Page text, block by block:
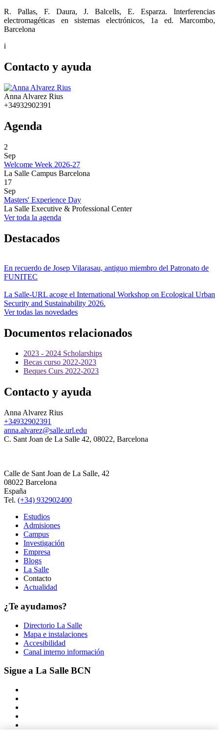
R. Pallas, F. Daura, J. Balcells, E. Esparza. Interferencias
electromagéticas en sistemas electrónicos, 1a ed. Marcombo,
Barcelona
i
Contacto y ayuda
Anna Alvarez Rius
+34932902391
Agenda
2
Sep
Welcome Week 2026-27
La Salle Campus Barcelona
17
Sep
Masters' Experience Day
La Salle Executive & Professional Center
Ver toda la agenda
Destacados
En recuerdo de Josep Vilarasau, antiguo miembro del Patronato de
FUNITEC
La Salle-URL acoge el International Workshop on Ecological Urban
Security and Sustainability 2026.
Ver todas las novedades
Documentos relacionados
2023 - 2024 Scholarships
Becas curso 2022-2023
Beques Curs 2022-2023
Contacto y ayuda
Anna Alvarez Rius
+34932902391
anna.alvarez@salle.url.edu
C. Sant Joan de La Salle 42, 08022, Barcelona
Calle de Sant Joan de La Salle, 42
08022 Barcelona
España
Tel. (+34) 932902400
Estudios
Admisiones
Campus
Investigación
Empresa
Blogs
La Salle
Contacto
Actualidad
¿Te ayudamos?
Directorio La Salle
Mapa e instalaciones
Accesibilidad
Canal interno información
Sigue a La Salle BCN